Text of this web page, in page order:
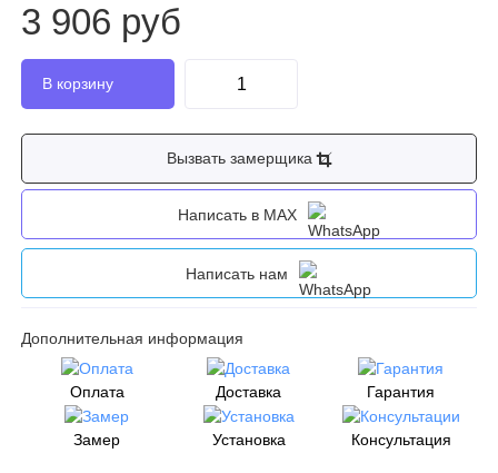
3 906 руб
Вызвать замерщика
Написать в MAX
Написать нам
Дополнительная информация
Оплата Доставка Гарантия
Замер Установка Консультация